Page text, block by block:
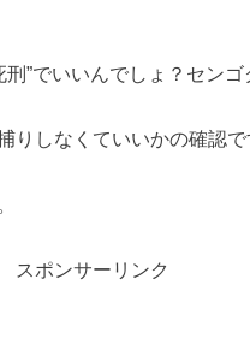
刑”でいいんでしょ？セン
りしなくていいかの確認で
スポンサーリンク